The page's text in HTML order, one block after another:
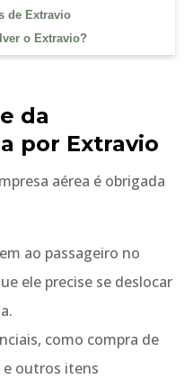
de Extravio
o Extravio?
da
por Extravio
aérea é obrigada
ao passageiro no
ele precise se deslocar
como compra de
outros itens